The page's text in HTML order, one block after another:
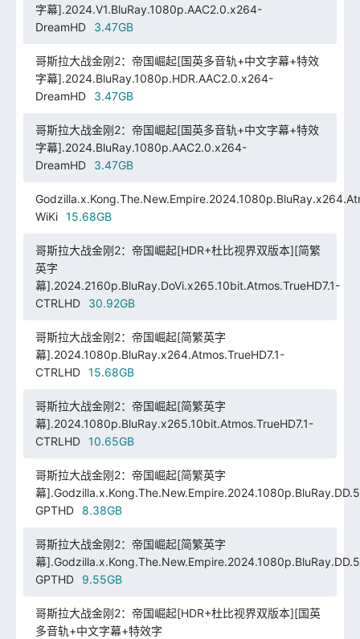
字幕].2024.V1.BluRay.1080p.AAC2.0.x264-
DreamHD
3.47GB
哥斯拉大战金刚2：帝国崛起[国英多音轨+中文字幕+特效
字幕].2024.BluRay.1080p.HDR.AAC2.0.x264-
DreamHD
3.47GB
哥斯拉大战金刚2：帝国崛起[国英多音轨+中文字幕+特效
字幕].2024.BluRay.1080p.AAC2.0.x264-
DreamHD
3.47GB
WiKi
15.68GB
哥斯拉大战金刚2：帝国崛起[HDR+杜比视界双版本][简繁
英字
幕].2024.2160p.BluRay.DoVi.x265.10bit.Atmos.TrueHD7.1-
CTRLHD
30.92GB
哥斯拉大战金刚2：帝国崛起[简繁英字
幕].2024.1080p.BluRay.x264.Atmos.TrueHD7.1-
CTRLHD
15.68GB
哥斯拉大战金刚2：帝国崛起[简繁英字
幕].2024.1080p.BluRay.x265.10bit.Atmos.TrueHD7.1-
CTRLHD
10.65GB
哥斯拉大战金刚2：帝国崛起[简繁英字
幕
GPTHD
8.38GB
哥斯拉大战金刚2：帝国崛起[简繁英字
幕
GPTHD
9.55GB
哥斯拉大战金刚2：帝国崛起[HDR+杜比视界双版本][国英
多音轨+中文字幕+特效字